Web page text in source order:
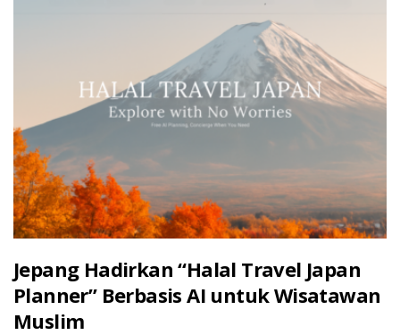
Jepang Hadirkan “Halal Travel Japan
Planner” Berbasis AI untuk Wisatawan
Muslim